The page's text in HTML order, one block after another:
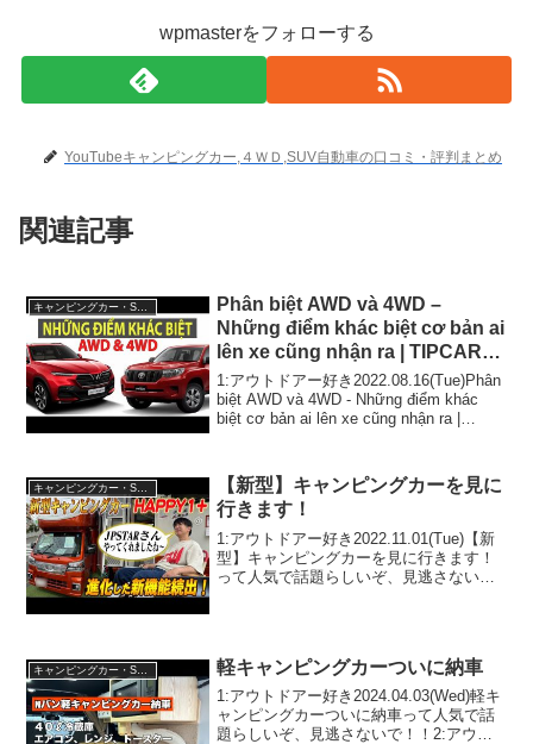
wpmasterをフォローする
YouTubeキャンピングカー,４ＷＤ,SUV自動車の口コミ・評判まとめ
関連記事
Phân biệt AWD và 4WD –
Những điểm khác biệt cơ bản ai
lên xe cũng nhận ra | TIPCAR
TV
1:アウトドアー好き2022.08.16(Tue)Phân
biệt AWD và 4WD - Những điểm khác
biệt cơ bản ai lên xe cũng nhận ra |
キャンピングカー・SUV人気車種
【新型】キャンピングカーを見に
行きます！
1:アウトドアー好き2022.11.01(Tue)【新
型】キャンピングカーを見に行きます！
って人気で話題らしいぞ、見逃さない
軽キャンピングカーついに納車
1:アウトドアー好き2024.04.03(Wed)軽キ
ャンピングカーついに納車って人気で話
題らしいぞ、見逃さないで！！2:アウト